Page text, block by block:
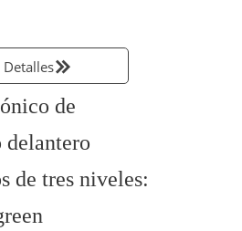
Detalles
de
delantero
de tres niveles: